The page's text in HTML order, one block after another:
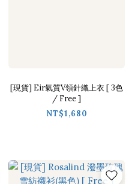
[現貨] Eir氣質V領針織上衣 [ 3色
/ Free ]
NT$1,680